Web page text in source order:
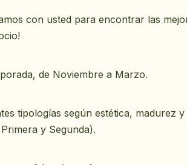
con usted para encontrar las
de Noviembre a Marzo.
tipologías según estética, madurez
y Segunda).